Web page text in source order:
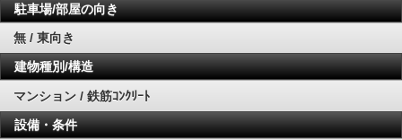
駐車場/部屋の向き
無 / 東向き
建物種別/構造
マンション / 鉄筋ｺﾝｸﾘｰﾄ
設備・条件